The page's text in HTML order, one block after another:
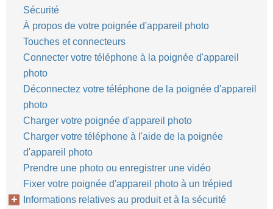
Sécurité
À propos de votre poignée d'appareil photo
Touches et connecteurs
Connecter votre téléphone à la poignée d'appareil
photo
Déconnectez votre téléphone de la poignée d'appareil
photo
Charger votre poignée d'appareil photo
Charger votre téléphone à l'aide de la poignée
d'appareil photo
Prendre une photo ou enregistrer une vidéo
Fixer votre poignée d'appareil photo à un trépied
Informations relatives au produit et à la sécurité